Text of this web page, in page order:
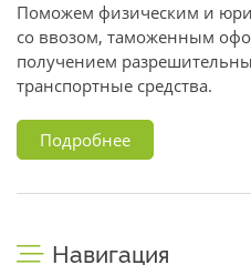
Поможем физическим и
со ввозом, таможенным
получением
транспортные средства.
Подробнее
Навигация